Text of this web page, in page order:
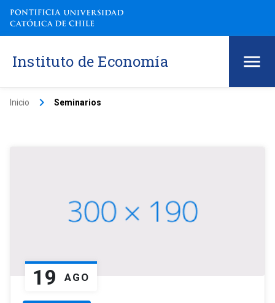
Instituto de Economía
Inicio keyboard_arrow_right Seminarios
19 AGO